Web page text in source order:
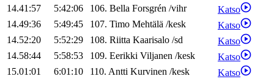
14.41:57
5:42:06 106. Bella Forsgrén /vihr
Katso
14.49:36
5:49:45 107. Timo Mehtälä /kesk
Katso
14.52:20
5:52:29 108. Riitta Kaarisalo /sd
Katso
14.58:44
5:58:53 109. Eerikki Viljanen /kesk
Katso
15.01:01
6:01:10 110. Antti Kurvinen /kesk
Katso